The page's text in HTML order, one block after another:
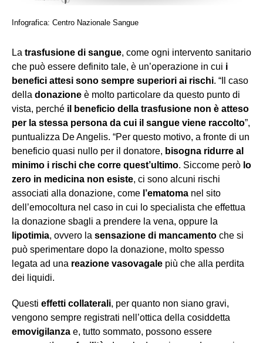
Infografica: Centro Nazionale Sangue
La trasfusione di sangue, come ogni intervento sanitario
che può essere definito tale, è un’operazione in cui i
benefici attesi sono sempre superiori ai rischi. “Il caso
della donazione è molto particolare da questo punto di
vista, perché il beneficio della trasfusione non è atteso
per la stessa persona da cui il sangue viene raccolto”,
puntualizza De Angelis. “Per questo motivo, a fronte di un
beneficio quasi nullo per il donatore, bisogna ridurre al
minimo i rischi che corre quest’ultimo. Siccome però lo
zero in medicina non esiste, ci sono alcuni rischi
associati alla donazione, come l’ematoma nel sito
dell’emocoltura nel caso in cui lo specialista che effettua
la donazione sbagli a prendere la vena, oppure la
lipotimia, ovvero la sensazione di mancamento che si
può sperimentare dopo la donazione, molto spesso
legata ad una reazione vasovagale più che alla perdita
dei liquidi.
Questi effetti collaterali, per quanto non siano gravi,
vengono sempre registrati nell’ottica della cosiddetta
emovigilanza e, tutto sommato, possono essere